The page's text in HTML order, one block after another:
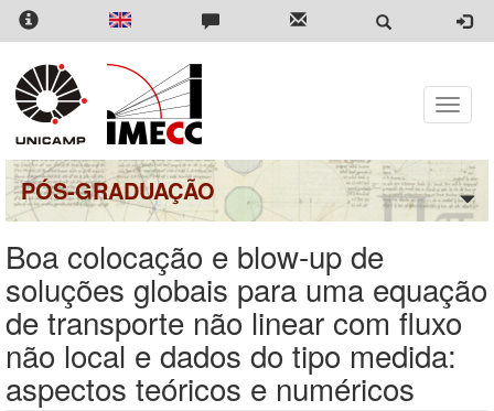
Pular
para
conteúdo
principal
Toggle
PÓS-GRADUAÇÃO
Boa colocação e blow-up de
soluções globais para uma equação
de transporte não linear com fluxo
não local e dados do tipo medida:
aspectos teóricos e numéricos